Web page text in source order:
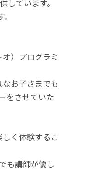
ています。
）プログラミ
お子さまでも
をさせていた
く体験するこ
も講師が優し